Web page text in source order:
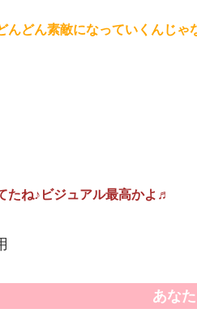
んどん素敵になっていくんじゃ
たね♪ビジュアル最高かよ♬
あな